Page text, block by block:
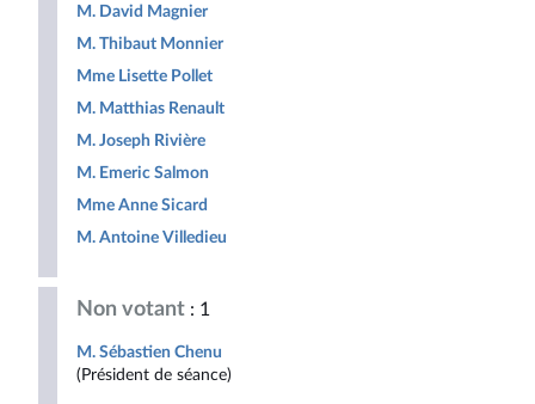
M. David Magnier
M. Thibaut Monnier
Mme Lisette Pollet
M. Matthias Renault
M. Joseph Rivière
M. Emeric Salmon
Mme Anne Sicard
M. Antoine Villedieu
Non votant : 1
M. Sébastien Chenu
(Président de séance)